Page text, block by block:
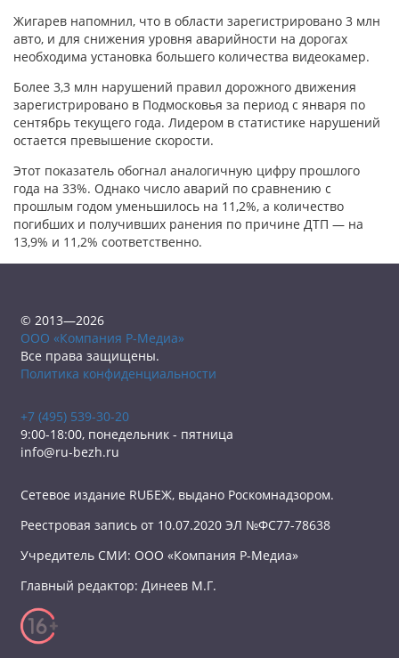
Жигарев напомнил, что в области зарегистрировано 3 млн
авто, и для снижения уровня аварийности на дорогах
необходима установка большего количества видеокамер.
Более 3,3 млн нарушений правил дорожного движения
зарегистрировано в Подмосковья за период с января по
сентябрь текущего года. Лидером в статистике нарушений
остается превышение скорости.
Этот показатель обогнал аналогичную цифру прошлого
года на 33%. Однако число аварий по сравнению с
прошлым годом уменьшилось на 11,2%, а количество
погибших и получивших ранения по причине ДТП — на
13,9% и 11,2% соответственно.
© 2013—2026
ООО «Компания Р-Медиа»
Все права защищены.
Политика конфиденциальности
+7 (495) 539-30-20
9:00-18:00, понедельник - пятница
info@ru-bezh.ru
Сетевое издание RUБЕЖ, выдано Роскомнадзором.
Реестровая запись от 10.07.2020 ЭЛ №ФС77-78638
Учредитель СМИ: ООО «Компания Р-Медиа»
Главный редактор: Динеев М.Г.